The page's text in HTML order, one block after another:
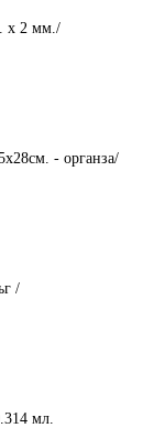
х 2 мм./
- органза/
/
мл.